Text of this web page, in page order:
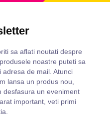
sa aflati noutati despre
noastre puteti sa
adresa de mail. Atunci
lansa un produs nou,
desfasura un eveniment
important, veti primi